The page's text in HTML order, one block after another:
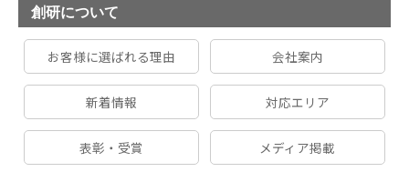
創研について
お客様に選ばれる理由 会社案内
新着情報 対応エリア
表彰・受賞 メディア掲載